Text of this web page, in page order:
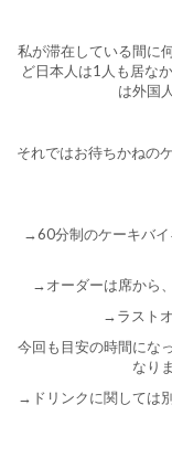
私が滞在している間に
ど日本人は1人も居な
は外国
それではお待ちかねの
→60分制のケーキバイ
→オーダーは席から
→ラスト
今回も目安の時間にな
なり
→ドリンクに関しては